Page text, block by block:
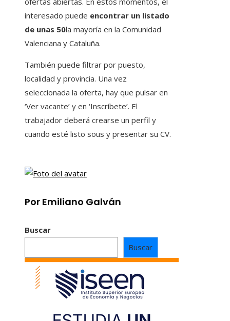
interesado puede encontrar un listado
de unas 50la mayoría en la Comunidad
Valenciana y Cataluña.
También puede filtrar por puesto,
localidad y provincia. Una vez
seleccionada la oferta, hay que pulsar en
‘Ver vacante’ y en ‘Inscríbete’. El
trabajador deberá crearse un perfil y
cuando esté listo sous y presentar su CV.
Por Emiliano Galván
Buscar
Buscar